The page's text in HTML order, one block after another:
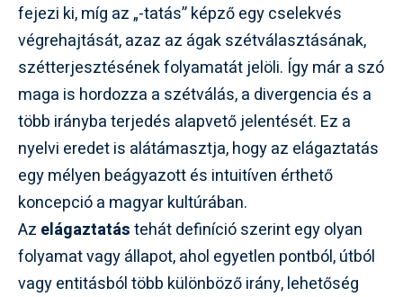
fejezi ki, míg az „-tatás” képző egy cselekvés
végrehajtását, azaz az ágak szétválasztásának,
szétterjesztésének folyamatát jelöli. Így már a szó
maga is hordozza a szétválás, a divergencia és a
több irányba terjedés alapvető jelentését. Ez a
nyelvi eredet is alátámasztja, hogy az elágaztatás
egy mélyen beágyazott és intuitíven érthető
koncepció a magyar kultúrában.
Az elágaztatástehát definíció szerint egy olyan
folyamat vagy állapot, ahol egyetlen pontból, útból
vagy entitásból több különböző irány, lehetőség